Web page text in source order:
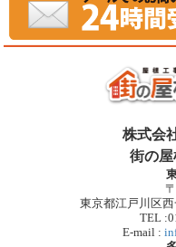
株式会
街の
東京都江戸川区
TEL
E-mail :